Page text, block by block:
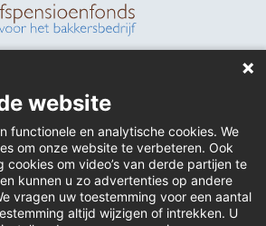
website
functionele en analytische cookies. We
om onze website te verbeteren. Ook
om video’s van derde partijen te
kunnen u zo advertenties op andere
vragen uw toestemming voor een aantal
altijd wijzigen of intrekken. U